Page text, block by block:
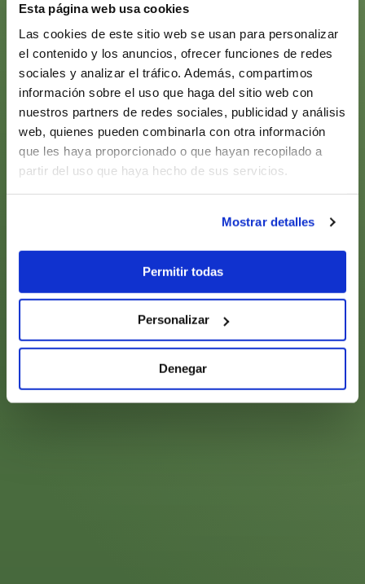
Esta página web usa cookies
Las cookies de este sitio web se usan para personalizar
el contenido y los anuncios, ofrecer funciones de redes
sociales y analizar el tráfico. Además, compartimos
información sobre el uso que haga del sitio web con
nuestros partners de redes sociales, publicidad y análisis
web, quienes pueden combinarla con otra información
que les haya proporcionado o que hayan recopilado a
partir del uso que haya hecho de sus servicios.
Mostrar detalles
Permitir todas
Personalizar
Denegar